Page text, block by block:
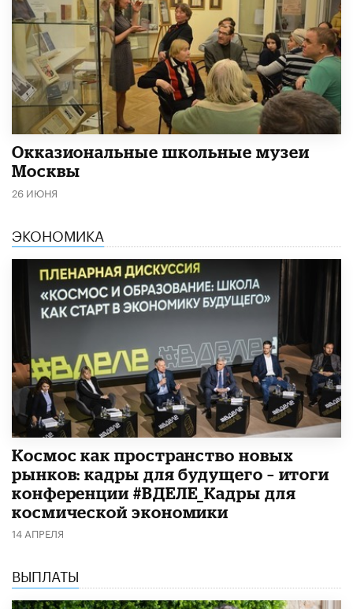
​Окказиональные школьные музеи
Москвы
26 ИЮНЯ
ЭКОНОМИКА
Космос как пространство новых
рынков: кадры для будущего – итоги
конференции #ВДЕЛЕ_Кадры для
космической экономики
14 АПРЕЛЯ
ВЫПЛАТЫ